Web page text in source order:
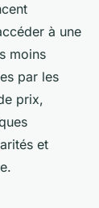
à une
moins
par les
prix,
et